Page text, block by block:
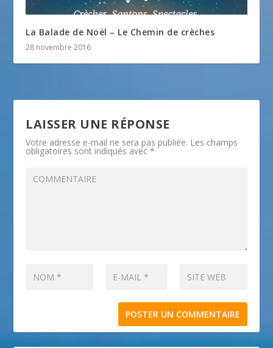
La Balade de Noël – Le Chemin de crèches
28 novembre 2016
LAISSER UNE RÉPONSE
Votre adresse e-mail ne sera pas publiée. Les champs
obligatoires sont indiqués avec*